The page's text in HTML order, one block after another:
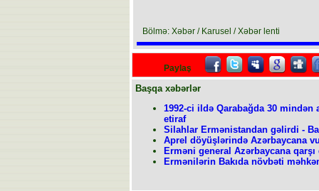
Bölmə: Xəbər / Karusel / Xəbər lenti
Paylaş
Başqa xəbərlər
1992-ci ildə Qarabağda 30 mindən
etiraf
Silahlar Ermənistandan gəlirdi -
Aprel döyüşlərində Azərbaycana
Erməni general Azərbaycana
Ermənilərin Bakıda növbəti